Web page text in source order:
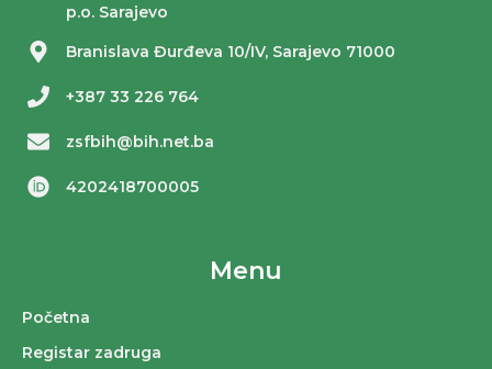
p.o. Sarajevo
Branislava Đurđeva 10/IV, Sarajevo 71000
+387 33 226 764
zsfbih@bih.net.ba
4202418700005
Menu
Početna
Registar zadruga